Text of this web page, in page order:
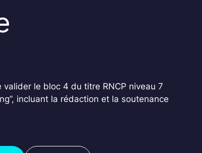
le bloc 4 du titre RNCP niveau 7
incluant la rédaction et la soutenance